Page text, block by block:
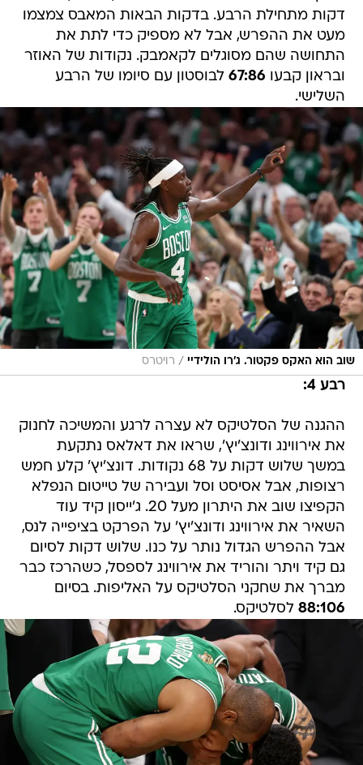
דקות מתחילת הרבע. בדקות הבאות המאבס צמצמו
מעט את ההפרש, אבל לא מספיק כדי לתת את
התחושה שהם מסוגלים לקאמבק. נקודות של האוזר
ובראון קבעו 67:86 לבוסטון עם סיומו של הרבע
השלישי.
שוב הוא האקס פקטור. ג'רו הולידיי / רויטרס
רבע 4:
ההגנה של הסלטיקס לא עצרה לרגע והמשיכה לחנוק
את אירווינג ודונצ'יץ', שראו את דאלאס נתקעת
במשך שלוש דקות על 68 נקודות. דונצ'יץ' קלע חמש
רצופות, אבל אסיסט וסל ועבירה של טייטום הנפלא
הקפיצו שוב את היתרון מעל 20. ג'ייסון קיד עוד
השאיר את אירווינג ודונצ'יץ' על הפרקט בציפייה לנס,
אבל ההפרש הגדול נותר על כנו. שלוש דקות לסיום
גם קיד ויתר והוריד את אירווינג לספסל, כשהרכז כבר
מברך את שחקני הסלטיקס על האליפות. בסיום
88:106 לסלטיקס.